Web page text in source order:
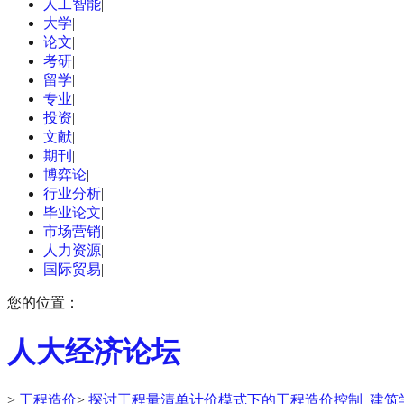
人工智能|
大学|
论文|
考研|
留学|
专业|
投资|
文献|
期刊 |
博弈论|
行业分析|
毕业论文|
市场营销|
人力资源|
国际贸易|
您的位置：
人大经济论坛
> 工程造价> 探讨工程量清单计价模式下的工程造价控制_建筑